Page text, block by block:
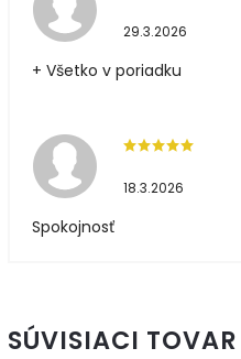
29.3.2026
+ Všetko v poriadku
18.3.2026
Spokojnosť
SÚVISIACI TOVAR